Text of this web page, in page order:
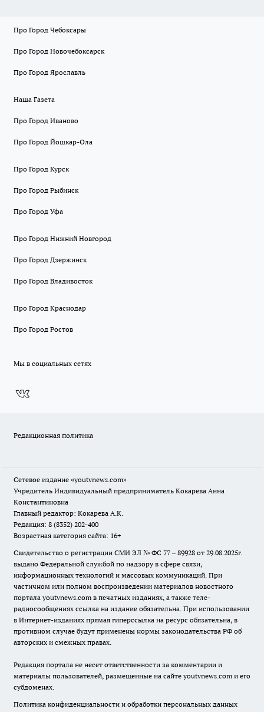
Про Город Чебоксары
Про Город Новочебоксарск
Про Город Ярославль
Наша Газета
Про Город Иваново
Про Город Йошкар-Ола
Про Город Курск
Про Город Рыбинск
Про Город Уфа
Про Город Нижний Новгород
Про Город Дзержинск
Про Город Владивосток
Про Город Краснодар
Про Город Ростов
Мы в социальных сетях
Редакционная политика
Сетевое издание «youtvnews.com»
Учредитель Индивидуальный предприниматель Кокарева Анна
Константиновна
Главный редактор: Кокарева А.К.
Редакция: 8 (8352) 202-400
Возрастная категория сайта: 16+
Свидетельство о регистрации СМИ ЭЛ № ФС 77 – 89928 от 29.08.2025г.
выдано Федеральной службой по надзору в сфере связи,
информационных технологий и массовых коммуникаций. При
частичном или полном воспроизведении материалов новостного
портала youtvnews.com в печатных изданиях, а также теле-
радиосообщениях ссылка на издание обязательна. При использовании
в Интернет-изданиях прямая гиперссылка на ресурс обязательна, в
противном случае будут применены нормы законодательства РФ об
авторских и смежных правах.
Редакция портала не несет ответственности за комментарии и
материалы пользователей, размещенные на сайте youtvnews.com и его
субдоменах.
Политика конфиденциальности и обработки персональных данных